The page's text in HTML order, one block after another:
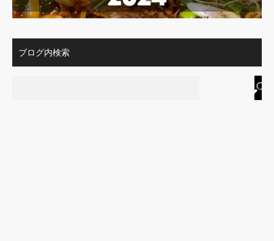
ブログ内検索